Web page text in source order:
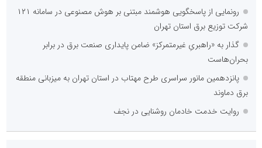
رونمایی از پاسخگویی هوشمند مبتنی بر هوش مصنوعی در سامانه ۱۲۱
شرکت توزیع برق استان تهران
گذار به «راهبریِ غیرمتمرکز» ضامن پایداری صنعت برق در برابر
بحران‌هاست
پانزدهمین مانور سراسری طرح مهتاب در استان تهران به میزبانی منطقه
برق دماوند
روایت خدمت خادمان روشنایی در نجف